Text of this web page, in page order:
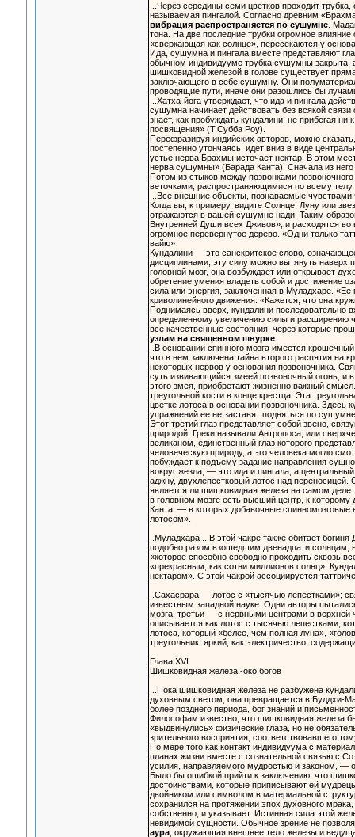
...Через середины семи цветков проходит
называемая пингалой. Согласно древним
вибрация распространяется по сушумне.
тона. На две последние трубки огромное
«сверкающая как солнце», пересекаются у
Ида, сушумна и пингала вместе представляют
обычном индивидууме трубка сушумны закрыта,
шишковидной железой в голове существует
заключающего в себе сушумну. Они
проводящие пути, иначе они разошлись бы
...Хатха-йога утверждает, что ида и пингала
сушумна начинает действовать без всякой
знает, как пробуждать кундалини, не прибегая
посвящения» (Т.Субба Роу).
Перефразируя индийских авторов, можно
постепенно утончаясь, идет вниз в виде
устье нерва Брахмы источает нектар. В этом
нерва сушумны» (Барада Канта). Сначала из
Потом из стыков между позвонками
веточками, распространяющимися по всему телу
...Все внешние объекты, познаваемые
Когда вы, к примеру, видите Солнце, Луну или
отражаются в вашей сушумне нади. Таким
Внутренней Души всех Дживов», и расходятся
огромное перевернутое дерево. «Одни только
вайю»
Кундалини — это санскритское слово,
дисциплинами, эту силу можно вытянуть наверх
головной мозг, она возбуждает или открывает
обретение умения владеть собой и достижение
сила или энергия, заключенная в Муладхаре. «Ее
криволинейного движения. «Кажется, что она
Поднимаясь вверх, кундалини последовательно
определенному увеличению силы и расширению
все качественные состояния, через которые
узлам на священном шнурке.
..В основании спинного мозга имеется
что в нем заключена тайна второго распятия на
некоторых нервов у основания позвоночника.
суть извивающийся змеей позвоночный огонь, и
этого змея, приобретают жизненно важный
треугольной кости в конце крестца. Эта
цветке лотоса в основании позвоночника.
упражнений ее не заставят подняться по
Этот третий глаз представляет собой звено,
природой. Греки называли Антропоса, или
великаном, единственный глаз которого
человеческую природу, а эго человека могло
побуждает к подъему задание направления
вокруг жезла, — это ида и пингала, а
аджну, двухлепестковый лотос над переносицей.
является ли шишковидная железа на самом деле
в головном мозге есть высший центр, к
Канта, — в которых добавочные спинномозговые
лотосом».
..Муладхара .. В этой чакре также обитает
подобно разом взошедшим двенадцати солнцам,
«которое способно свободно проходить сквозь
«прекрасным, как сотни миллионов солнц».
нектаром». С этой чакрой ассоциируется
..Сахасрара — лотос с «тысячью лепестками»;
известным западной науке. Одни авторы
мозга, третьи — с нервными центрами в верхней
описывается как лотос с тысячью лепестками,
лотоса, который «белее, чем полная луна»,
треугольник, яркий, как электричество,
Глава XVI
Шишковидная железа -око богов
...Пока шишковидная железа не разбужена
духовным светом, она превращается в Буддхи-
более позднего периода, бог знаний и
Философам известно, что шишковидная железа
«выдвинулись» физические глаза, но не
зрительного восприятия, соответствовавшего
По мере того как контакт индивидуума с
планах жизни вместе с сознательной связью с
усилия, направляемого мудростью и законом, —
Было бы ошибкой прийти к заключению, что
достоинствами, которые приписывают ей
двойником или символом в материальной
сохранился на протяжении эпох духовного
собственно, и указывает. Истинная сила этой
невидимой сущности. Обычное зрение не
аура, окружающая внешнее тело железы и